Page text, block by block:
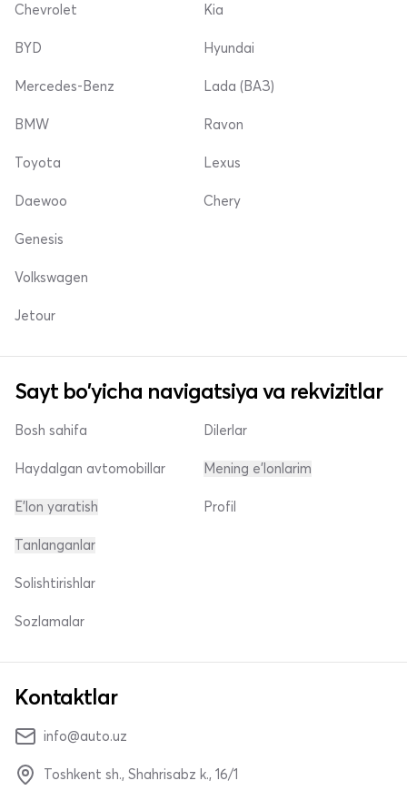
Chevrolet
BYD
Mercedes-Benz
Kia
Hyundai
Lada (ВАЗ)
BMW
Toyota
Daewoo
Ravon
Lexus
Chery
Genesis
Volkswagen
Jetour
Sayt bo'yicha navigatsiya va rekvizitlar
Bosh sahifa
Haydalgan avtomobillar
E'lon yaratish
Dilerlar
Mening e'lonlarim
Profil
Tanlanganlar
Solishtirishlar
Sozlamalar
Kontaktlar
info@auto.uz
Toshkent sh., Shahrisabz k., 16/1